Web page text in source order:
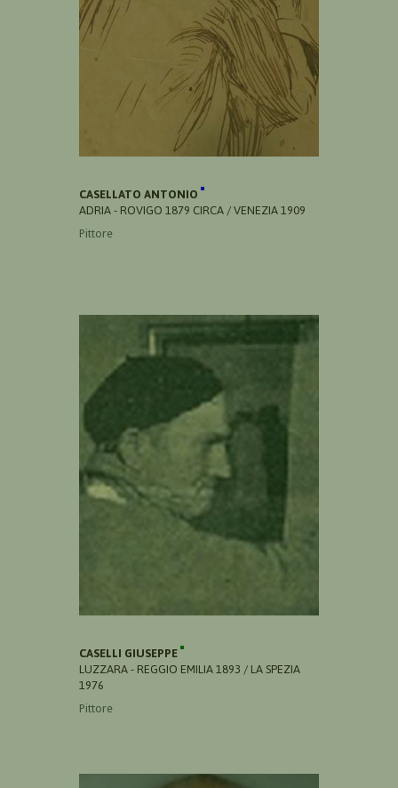
CASELLATO ANTONIO
ADRIA - ROVIGO 1879 CIRCA / VENEZIA 1909
Pittore
CASELLI GIUSEPPE
LUZZARA - REGGIO EMILIA 1893 / LA SPEZIA
1976
Pittore